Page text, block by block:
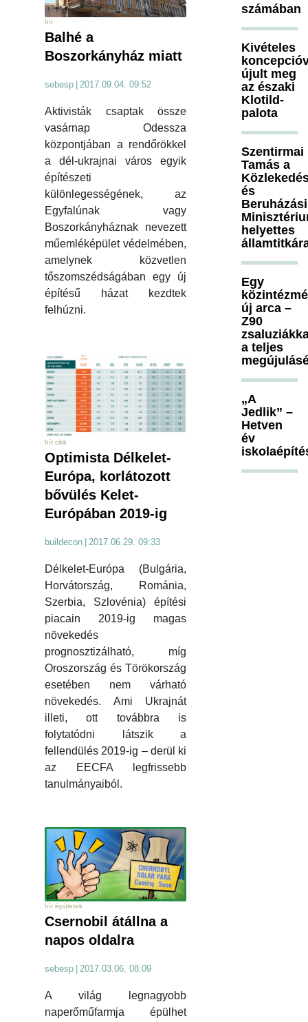
hír
Balhé a
Boszorkányház miatt
sebesp 2017.09.04. 09:52
Aktivisták csaptak össze
vasárnap Odessza
központjában a rendőrökkel
a dél-ukrajnai város egyik
építészeti
különlegességének, az
Egyfalúnak vagy
Boszorkányháznak nevezett
műemléképület védelmében,
amelynek közvetlen
tőszomszédságában egy új
építésű házat kezdtek
felhúzni.
hír cikk
Optimista Délkelet-
Európa, korlátozott
bővülés Kelet-
Európában 2019-ig
buildecon 2017.06.29. 09:33
Délkelet-Európa (Bulgária,
Horvátország, Románia,
Szerbia, Szlovénia) építési
piacain 2019-ig magas
növekedés
prognosztizálható, míg
Oroszország és Törökország
esetében nem várható
növekedés. Ami Ukrajnát
illeti, ott továbbra is
folytatódni látszik a
fellendülés 2019-ig – derül ki
az EECFA legfrissebb
tanulmányaiból.
hír épületek
Csernobil átállna a
napos oldalra
sebesp 2017.03.06. 08:09
A világ legnagyobb
naperőműfarmja épülhet
számában
Kivételes
újult meg
az északi
Klotild-
palota
Szentirmai
Tamás a
és
Beruházási
helyettes
Egy
új arca –
Z90
a teljes
„A
Jedlik” –
Hetven
év